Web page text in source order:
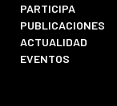
PARTICIPA
PUBLICACIONES
ACTUALIDAD
EVENTOS